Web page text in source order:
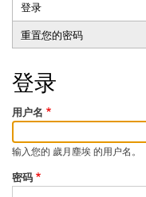
包
屑
主
标
登录
动
标
重置您的密码
登录
用户名
输入您的 歲月塵埃 的用户名。
密码